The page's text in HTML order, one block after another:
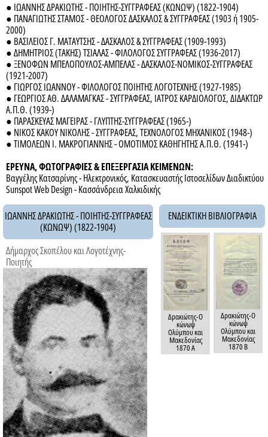
● ΙΩΑΝΝΗΣ ΔΡΑΚΙΩΤΗΣ - ΠΟΙΗΤΗΣ-ΣΥΓΓΡΑΦΕΑΣ (ΚΩΝΩΨ) (1822-1904)
● ΠΑΝΑΓΙΩΤΗΣ ΣΤΑΜΟΣ - ΘΕΟΛΟΓΟΣ ΔΑΣΚΑΛΟΣ & ΣΥΓΓΡΑΦΕΑΣ (1903 ή 1905-
2000)
● ΒΑΣΙΛΕΙΟΣ Γ. ΜΑΤΑΥΤΣΗΣ - ΔΑΣΚΑΛΟΣ & ΣΥΓΓΡΑΦΕΑΣ (1909-1993)
● ΔΗΜΗΤΡΙΟΣ (ΤΑΚΗΣ) ΤΣΙΑΛΑΣ - ΦΙΛΟΛΟΓΟΣ ΣΥΓΓΡΑΦΕΑΣ (1936-2017)
● ΞΕΝΟΦΩΝ ΜΠΕΛΟΠΟΥΛΟΣ-ΑΜΠΕΛΑΣ - ΔΑΣΚΑΛΟΣ-ΝΟΜΙΚΟΣ-ΣΥΓΓΡΑΦΕΑΣ
(1921-2007)
● ΓΙΩΡΓΟΣ ΙΩΑΝΝΟΥ - ΦΙΛΟΛΟΓΟΣ ΠΟΙΗΤΗΣ ΛΟΓΟΤΕΧΝΗΣ (1927-1985)
● ΓΕΩΡΓΙΟΣ ΑΘ. ΔΑΛΑΜΑΓΚΑΣ - ΣΥΓΓΡΑΦΕΑΣ, ΙΑΤΡΟΣ ΚΑΡΔΙΟΛΟΓΟΣ, ΔΙΔΑΚΤΩΡ
Α.Π.Θ. (1939-)
● ΠΑΡΑΣΚΕΥΑΣ ΜΑΓΕΙΡΑΣ - ΓΛΥΠΤΗΣ-ΣΥΓΓΡΑΦΕΑΣ (1965-)
● ΝΙΚΟΣ ΚΑΚΟΥ ΝΙΚΟΛΗΣ - ΣΥΓΓΡΑΦΕΑΣ, ΤΕΧΝΟΛΟΓΟΣ ΜΗΧΑΝΙΚΟΣ (1948-)
● ΤΙΜΟΛΕΩΝ Ι. ΜΑΚΡΟΓΙΑΝΝΗΣ - ΟΜΟΤΙΜΟΣ ΚΑΘΗΓΗΤΗΣ Α.Π.Θ. (1941-)
ΕΡΕΥΝΑ, ΦΩΤΟΓΡΑΦΙΕΣ & ΕΠΕΞΕΡΓΑΣΙΑ ΚΕΙΜΕΝΩΝ:
Βαγγέλης Κατσαρίνης - Ηλεκτρονικός, Κατασκευαστής Ιστοσελίδων Διαδικτύου
Sunspot Web Design - Κασσάνδρεια Χαλκιδικής
ΙΩΑΝΝΗΣ ΔΡΑΚΙΩΤΗΣ - ΠΟΙΗΤΗΣ-ΣΥΓΓΡΑΦΕΑΣ
(ΚΩΝΩΨ) (1822-1904)
Δήμαρχος Σκοπέλου και Λογοτέχνης-
Ποιητής
ΕΝΔΕΙΚΤΙΚΗ ΒΙΒΛΙΟΓΡΑΦΙΑ